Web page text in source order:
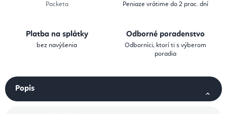
Packeta
Peniaze vrátime do 2 prac. dní
Platba na splátky
bez navýšenia
Odborné poradenstvo
Odborníci, ktorí ti s výberom
poradia
Popis